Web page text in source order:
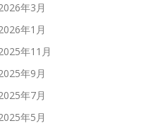
年3月
年1月
年11月
年9月
年7月
年5月